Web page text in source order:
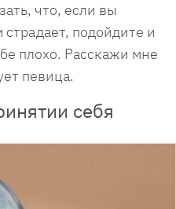
что, если вы
подойдите и
плохо. Расскажи мне
певица.
себя